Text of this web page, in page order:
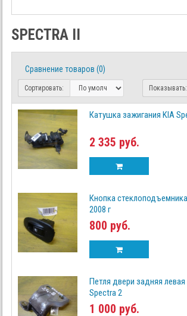
SPECTRA II
Сравнение товаров (0)
Сортировать: Показывать:
Катушка зажигания KIA
2 335 руб.
Кнопка
2008 г
800 руб.
Петля двери задняя левая
Spectra 2
1 000 руб.